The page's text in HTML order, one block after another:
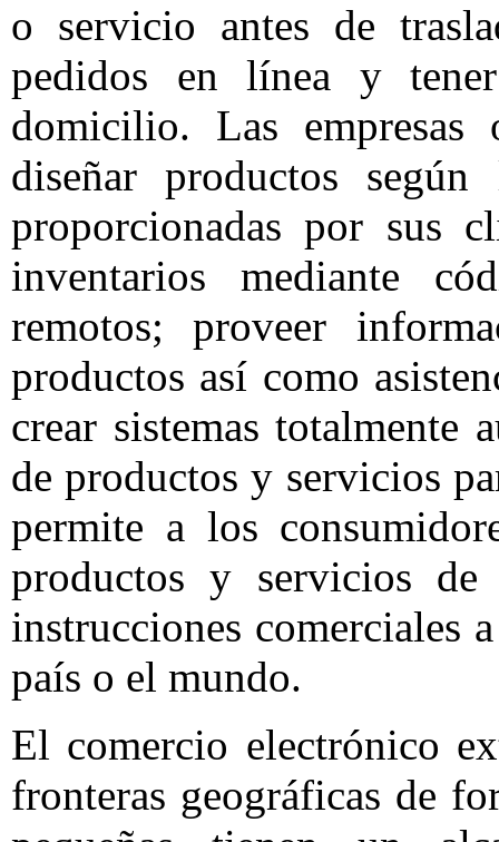
o servicio antes de
pedidos en línea y
domicilio. Las empresas
diseñar productos
proporcionadas por sus
inventarios mediante
remotos; proveer
productos así como
crear sistemas totalmente
de productos y servicios
permite a los
productos y servicios
instrucciones comerciales
país o el mundo.
El comercio electrónico
fronteras geográficas de